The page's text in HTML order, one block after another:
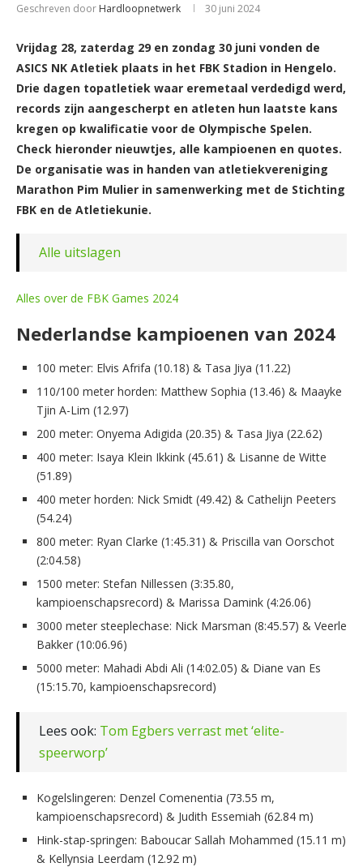
Geschreven door Hardloopnetwerk 30 juni 2024
Vrijdag 28, zaterdag 29 en zondag 30 juni vonden de
ASICS NK Atletiek plaats in het FBK Stadion in Hengelo.
Drie dagen topatletiek waar eremetaal verdedigd werd,
records zijn aangescherpt en atleten hun laatste kans
kregen op kwalificatie voor de Olympische Spelen.
Check hieronder nieuwtjes, alle kampioenen en quotes.
De organisatie was in handen van atletiekvereniging
Marathon Pim Mulier in samenwerking met de Stichting
FBK en de Atletiekunie.
Alle uitslagen
Alles over de FBK Games 2024
Nederlandse kampioenen van 2024
100 meter: Elvis Afrifa (10.18) & Tasa Jiya (11.22)
110/100 meter horden: Matthew Sophia (13.46) & Maayke
Tjin A-Lim (12.97)
200 meter: Onyema Adigida (20.35) & Tasa Jiya (22.62)
400 meter: Isaya Klein Ikkink (45.61) & Lisanne de Witte
(51.89)
400 meter horden: Nick Smidt (49.42) & Cathelijn Peeters
(54.24)
800 meter: Ryan Clarke (1:45.31) & Priscilla van Oorschot
(2:04.58)
1500 meter: Stefan Nillessen (3:35.80,
kampioenschapsrecord) & Marissa Damink (4:26.06)
3000 meter steeplechase: Nick Marsman (8:45.57) & Veerle
Bakker (10:06.96)
5000 meter: Mahadi Abdi Ali (14:02.05) & Diane van Es
(15:15.70, kampioenschapsrecord)
Lees ook: Tom Egbers verrast met ‘elite-
speerworp’
Kogelslingeren: Denzel Comenentia (73.55 m,
kampioenschapsrecord) & Judith Essemiah (62.84 m)
Hink-stap-springen: Baboucar Sallah Mohammed (15.11 m)
& Kellynsia Leerdam (12.92 m)